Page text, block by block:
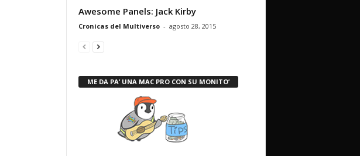
Awesome Panels: Jack Kirby
Cronicas del Multiverso - agosto 28, 2015
ME DA PA’ UNA MAC PRO CON SU MONITO’